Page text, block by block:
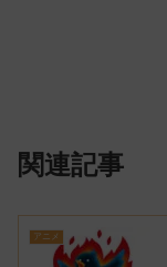
関連記事
アニメ